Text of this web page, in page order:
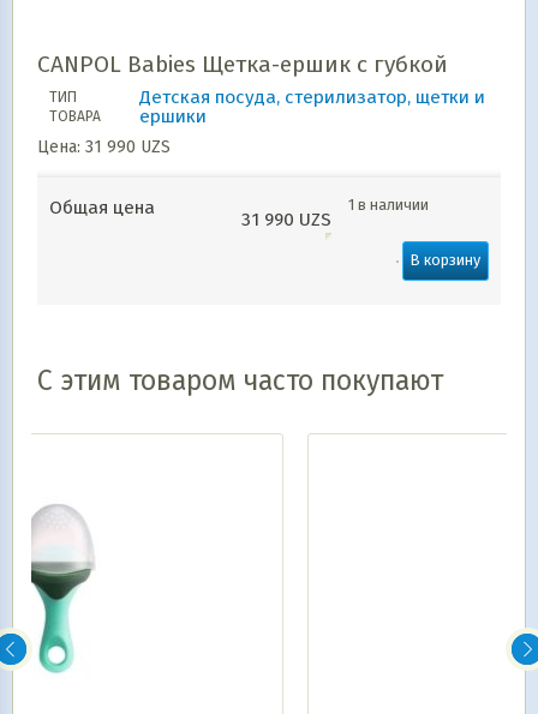
CANPOL Babies Щетка-ершик с губкой
ТИП
ТОВАРА
Детская посуда, стерилизатор, щетки и
ершики
Цена: 31 990 UZS
Общая цена
31 990 UZS
1 в наличии
В корзину
С этим товаром часто покупают